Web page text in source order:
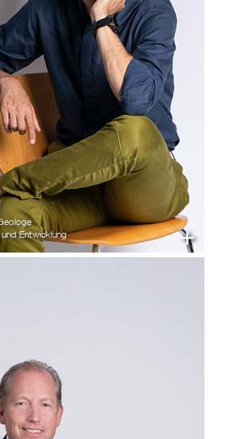
+
Entwicklung